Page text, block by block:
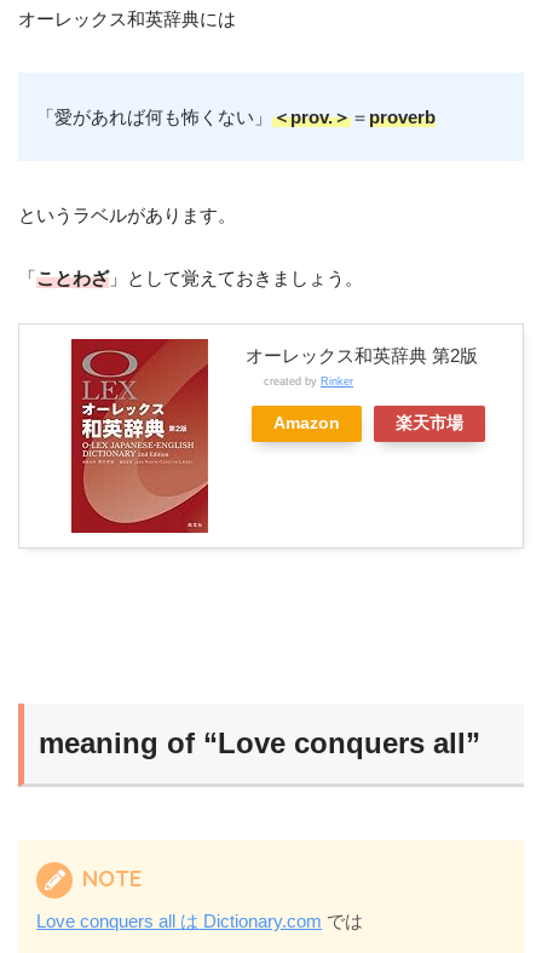
オーレックス和英辞典には
「愛があれば何も怖くない」＜prov.＞＝proverb
というラベルがあります。
「ことわざ」として覚えておきましょう。
オーレックス和英辞典 第2版
created by Rinker
Amazon 楽天市場
meaning of “Love conquers all”
NOTE
Love conquers all は Dictionary.com では